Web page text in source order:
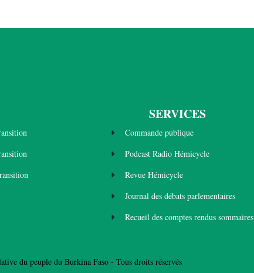
SERVICES
Commande publique
Podcast Radio Hémicycle
Revue Hémicycle
Journal des débats parlementaires
Recueil des comptes rendus sommaires
du peuple du Burkina Faso - Tous droits réservés